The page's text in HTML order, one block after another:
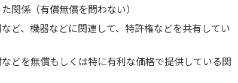
関係（有償無償を問わない）
ど、機器などに関連して、特許権などを共有してい
どを無償もしくは特に有利な価格で提供している関